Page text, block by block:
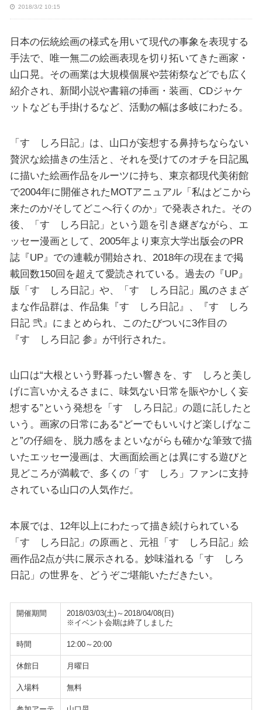
2018/3/2 10:15
日本の伝統絵画の様式を用いて現代の事象を表現する
手法で、唯一無二の絵画表現を切り拓いてきた画家・
山口晃。その画業は大規模個展や芸術祭などでも広く
紹介され、新聞小説や書籍の挿画・装画、CDジャケ
ットなども手掛けるなど、活動の幅は多岐にわたる。
「すゞしろ日記」は、山口が妄想する鼻持ちならない
贅沢な絵描きの生活と、それを受けてのオチを日記風
に描いた絵画作品をルーツに持ち、東京都現代美術館
で2004年に開催されたMOTアニュアル「私はどこから
来たのか/そしてどこへ行くのか」で発表された。その
後、「すゞしろ日記」という題を引き継ぎながら、エ
ッセー漫画として、2005年より東京大学出版会のPR
誌『UP』での連載が開始され、2018年の現在まで掲
載回数150回を超えて愛読されている。過去の『UP』
版「すゞしろ日記」や、「すゞしろ日記」風のさまざ
まな作品群は、作品集『すゞしろ日記』、『すゞしろ
日記 弐』にまとめられ、このたびついに3作目の
『すゞしろ日記 参』が刊行された。
山口は“大根という野暮ったい響きを、すゞしろと美し
げに言いかえるさまに、味気ない日常を賑やかしく妄
想する”という発想を「すゞしろ日記」の題に託したと
いう。画家の日常にある“どーでもいいけど楽しげなこ
と”の仔細を、脱力感をまといながらも確かな筆致で描
いたエッセー漫画は、大画面絵画とは異にする遊びと
見どころが満載で、多くの「すゞしろ」ファンに支持
されている山口の人気作だ。
本展では、12年以上にわたって描き続けられている
「すゞしろ日記」の原画と、元祖「すゞしろ日記」絵
画作品2点が共に展示される。妙味溢れる「すゞしろ
日記」の世界を、どうぞご堪能いただきたい。
開催期間
2018/03/03(土)～2018/04/08(日)
※イベント会期は終了しました
時間 12:00～20:00
休館日 月曜日
入場料 無料